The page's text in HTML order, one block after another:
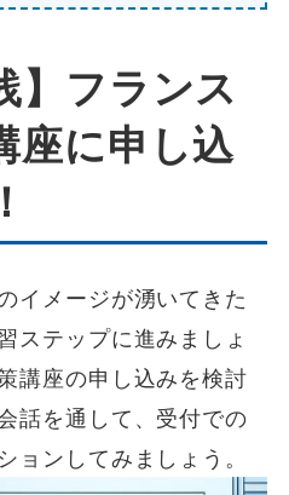
】フランス
座に申し込
イメージが湧いてきた
ステップに進みましょ
講座の申し込みを検討
話を通して、受付での
ョンしてみましょう。